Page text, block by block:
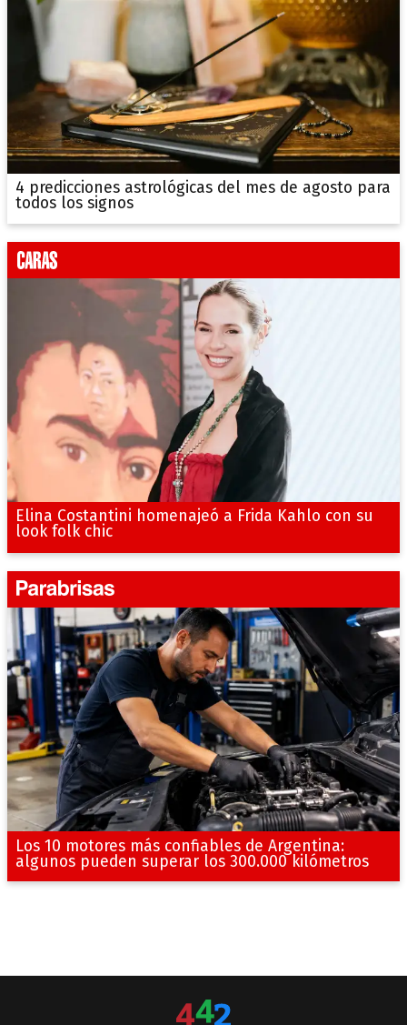
4 predicciones astrológicas del mes de agosto para
todos los signos
Elina Costantini homenajeó a Frida Kahlo con su
look folk chic
Los 10 motores más confiables de Argentina:
algunos pueden superar los 300.000 kilómetros